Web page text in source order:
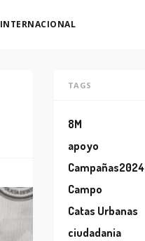
INTERNACIONAL
TAGS
8M
apoyo
Campañas2024
Campo
Catas Urbanas
ciudadania